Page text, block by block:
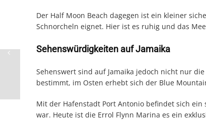
Der Half Moon Beach dagegen ist ein kleiner
Schnorcheln eignet. Hier ist es ruhig und das
Sehenswürdigkeiten auf Jamaika
Sehenswert sind auf Jamaika jedoch nicht nur
bestimmt, im Osten erhebt sich der Blue
Mit der Hafenstadt Port Antonio befindet sich
war. Heute ist die Errol Flynn Marina es ein